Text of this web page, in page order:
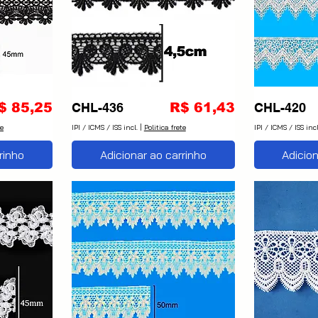
85,25 CHL-436 Preço
R$ 61,43
IPI / ICMS / ISS incl.| Politica frete
Adicionar ao carrinho
CHL-420
IPI / ICMS / ISS